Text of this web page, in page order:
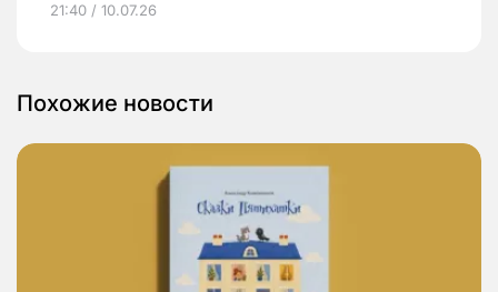
21:40 / 10.07.26
Похожие новости